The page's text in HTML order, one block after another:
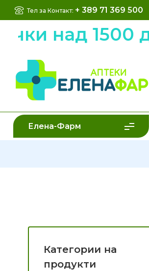
Тел за Контакт: + 389 71 369 500
1500
Елена-Фарм
Категории на
продукти